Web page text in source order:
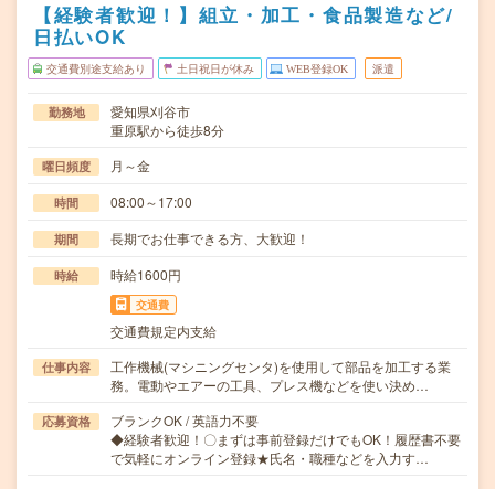
【経験者歓迎！】組立・加工・食品製造など/
日払いOK
交通費別途支給あり 土日祝日が休み WEB登録OK 派遣
勤務地
愛知県刈谷市
重原駅から徒歩8分
曜日頻度 月～金
時間 08:00～17:00
期間 長期でお仕事できる方、大歓迎！
時給 時給1600円
交通費
交通費規定内支給
仕事内容
工作機械(マシニングセンタ)を使用して部品を加工する業
務。電動やエアーの工具、プレス機などを使い決め…
応募資格
ブランクOK / 英語力不要
◆経験者歓迎！〇まずは事前登録だけでもOK！履歴書不要
で気軽にオンライン登録★氏名・職種などを入力す…